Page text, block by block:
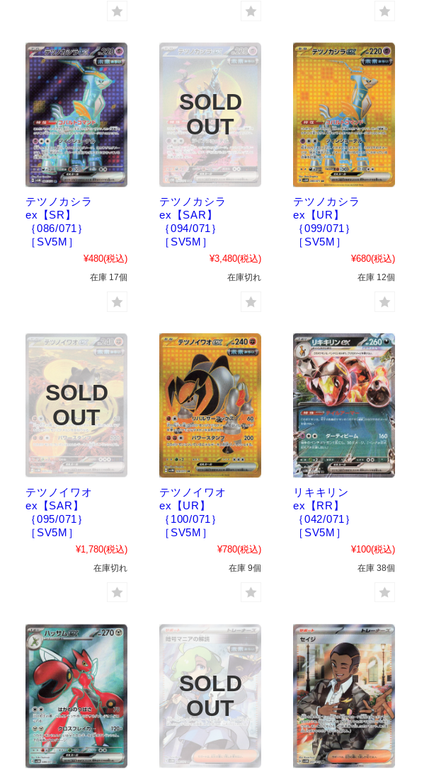
テツノカシラ
ex【SR】
｛086/071｝
［SV5M］
¥480(税込)
在庫 17個
テツノカシラ
ex【SAR】
｛094/071｝
［SV5M］
¥3,480(税込)
在庫切れ
テツノカシラ
ex【UR】
｛099/071｝
［SV5M］
¥680(税込)
在庫 12個
テツノイワオ
ex【SAR】
｛095/071｝
［SV5M］
¥1,780(税込)
在庫切れ
テツノイワオ
ex【UR】
｛100/071｝
［SV5M］
¥780(税込)
在庫 9個
リキキリン
ex【RR】
｛042/071｝
［SV5M］
¥100(税込)
在庫 38個